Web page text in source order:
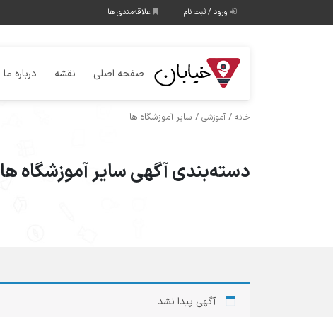
ورود / ثبت نام علاقه‌مندی ها
صفحه اصلی نقشه درباره ما
خانه / آموزشی / سایر آموزشگاه ها
دسته‌بندی آگهی سایر آموزشگاه ها
آگهی پیدا نشد